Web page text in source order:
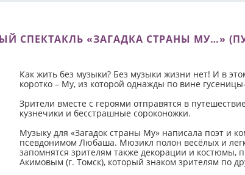
СПЕКТАКЛЬ «ЗАГАДКА СТРАНЫ МУ…»
Как жить без музыки? Без музыки жизни нет! И в
коротко – Му, из которой однажды по вине
Зрители вместе с героями отправятся в
кузнечики и бесстрашные сороконожки.
Музыку для «Загадок страны Му» написала поэт и
псевдонимом Любаша. Мюзикл полон весёлых и
запомнятся зрителям также декорации и
Акимовым (г. Томск), который знаком зрителям по